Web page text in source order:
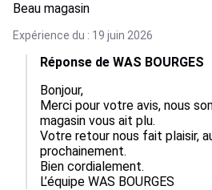
Beau magasin
Expérience du : 19 juin 2026
Réponse de WAS BOURGES
Bonjour,
Merci pour votre avis, nous
magasin vous ait plu.
Votre retour nous fait plaisir,
prochainement.
Bien cordialement.
L’équipe WAS BOURGES